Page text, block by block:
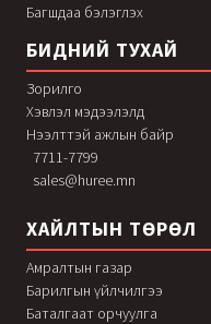
Багшдаа бэлэглэх
БИДНИЙ ТУХАЙ
Зорилго
Хэвлэл мэдээлэлд
Нээлттэй ажлын байр
7711-7799
sales@huree.mn
ХАЙЛТЫН ТӨРӨЛ
Амралтын газар
Барилгын үйлчилгээ
Баталгаат орчуулга